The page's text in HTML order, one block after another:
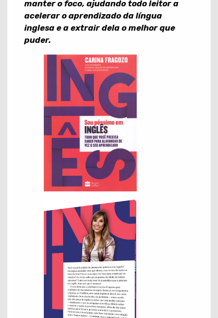
manter o foco, ajudando todo leitor a
acelerar o aprendizado da língua
inglesa e a extrair dela o melhor que
puder.